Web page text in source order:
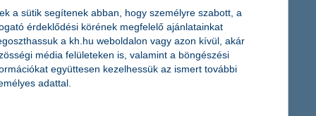
4 éves paralimpiai ciklusra. A megállapodás értelmében a
a sütik segítenek abban, hogy személyre szabott, a
érdeklődési körének megfelelő ajánlatainkat
a kh.hu weboldalon vagy azon kívül, akár
média felületeken is, valamint a böngészési
együttesen kezelhessük az ismert további
adattal.